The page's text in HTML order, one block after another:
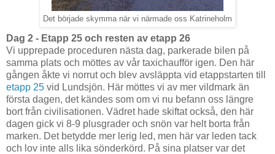
Det började skymma när vi närmade oss Katrineholm
Dag 2 - Etapp 25 och resten av etapp 26
Vi upprepade proceduren nästa dag, parkerade bilen på
samma plats och möttes av vår taxichaufför igen. Den här
gången åkte vi norrut och blev avsläppta vid etappstarten till
etapp 25 vid Lundsjön. Här möttes vi av mer vildmark än
första dagen, det kändes som om vi nu befann oss längre
bort från civilisationen. Vädret hade skiftat också, den här
dagen gick vi 8-9 plusgrader och snön var helt borta från
marken. Det betydde mer lerig led, men här var leden tack
och lov inte alls lika sönderkörd. På sina platser var det